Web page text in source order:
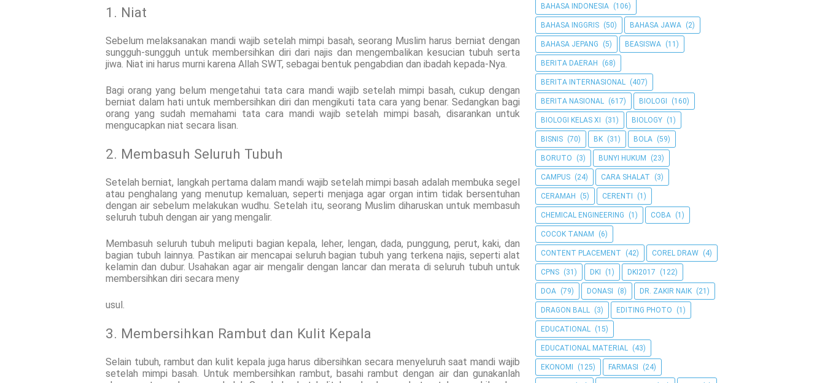
1. Niat
Sebelum melaksanakan mandi wajib setelah mimpi basah, seorang Muslim harus berniat dengan
sungguh-sungguh untuk membersihkan diri dari najis dan mengembalikan kesucian tubuh serta
jiwa. Niat ini harus murni karena Allah SWT, sebagai bentuk pengabdian dan ibadah kepada-Nya.
Bagi orang yang belum mengetahui tata cara mandi wajib setelah mimpi basah, cukup dengan
berniat dalam hati untuk membersihkan diri dan mengikuti tata cara yang benar. Sedangkan bagi
orang yang sudah memahami tata cara mandi wajib setelah mimpi basah, disarankan untuk
mengucapkan niat secara lisan.
2. Membasuh Seluruh Tubuh
Setelah berniat, langkah pertama dalam mandi wajib setelah mimpi basah adalah membuka segel
atau penghalang yang menutup kemaluan, seperti menjaga agar organ intim tidak bersentuhan
dengan air sebelum melakukan wudhu. Setelah itu, seorang Muslim diharuskan untuk membasuh
seluruh tubuh dengan air yang mengalir.
Membasuh seluruh tubuh meliputi bagian kepala, leher, lengan, dada, punggung, perut, kaki, dan
bagian tubuh lainnya. Pastikan air mencapai seluruh bagian tubuh yang terkena najis, seperti alat
kelamin dan dubur. Usahakan agar air mengalir dengan lancar dan merata di seluruh tubuh untuk
membersihkan diri secara meny
usul.
3. Membersihkan Rambut dan Kulit Kepala
Selain tubuh, rambut dan kulit kepala juga harus dibersihkan secara menyeluruh saat mandi wajib
setelah mimpi basah. Untuk membersihkan rambut, basahi rambut dengan air dan gunakanlah
BAHASA INDONESIA (106)
BAHASA INGGRIS (50) BAHASA JAWA (2)
BAHASA JEPANG (5) BEASISWA (11)
BERITA DAERAH (68)
BERITA INTERNASIONAL (407)
BERITA NASIONAL (617) BIOLOGI (160)
BIOLOGI KELAS XI (31) BIOLOGY (1)
BISNIS (70) BK (31) BOLA (59)
BORUTO (3) BUNYI HUKUM (23)
CAMPUS (24) CARA SHALAT (3)
CERAMAH (5) CERENTI (1)
CHEMICAL ENGINEERING (1) COBA (1)
COCOK TANAM (6)
CONTENT PLACEMENT (42) COREL DRAW (4)
CPNS (31) DKI (1) DKI2017 (122)
DOA (79) DONASI (8) DR. ZAKIR NAIK (21)
DRAGON BALL (3) EDITING PHOTO (1)
EDUCATIONAL (15)
EDUCATIONAL MATERIAL (43)
EKONOMI (125) FARMASI (24)